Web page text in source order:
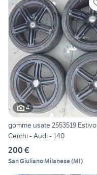
4
gomme usate 2553519 Estivo
Cerchi - Audi - 140
200 €
San Giuliano Milanese(MI)